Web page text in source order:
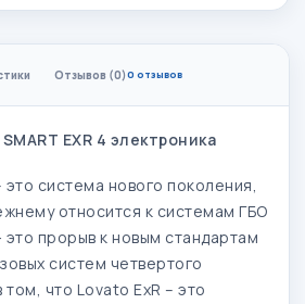
Отзывов (0)0 отзывов
EXR 4 электроника
система нового поколения,
относится к системам ГБО
это прорыв к новым стандартам
систем четвертого
что Lovato ExR – это